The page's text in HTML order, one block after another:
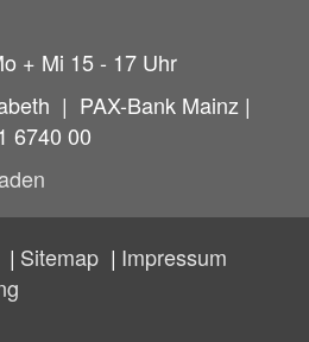
+ Mi 15 - 17 Uhr
| PAX-Bank Mainz |
6740 00
Sitemap
Impressum